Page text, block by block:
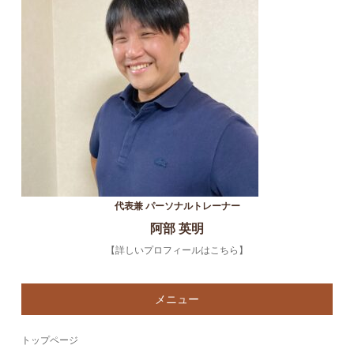
代表兼 パーソナルトレーナー
阿部 英明
【詳しいプロフィールはこちら】
メニュー
トップページ